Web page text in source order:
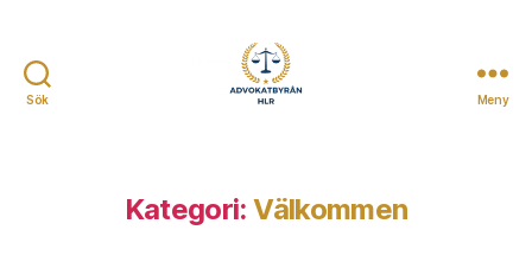
Sök Meny
Kategori: Välkommen